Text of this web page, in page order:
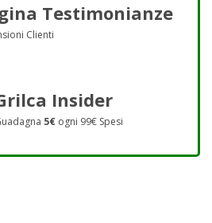
Testimonianze
Clienti
Insider
5€ ogni 99€ Spesi